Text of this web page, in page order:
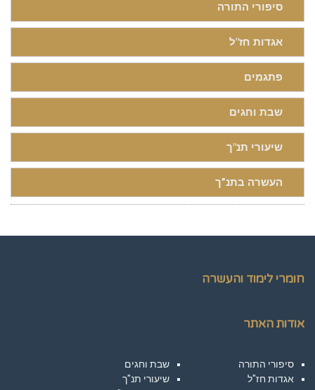
סיפורי התורה
אגדות חז"ל
פתגמים
שבת וחגים
שיעורי תנ"ך
העשרה בתנ”ך
חומרי לימוד והעשרה
אודות האתר
סיפורי התורה
אגדות חז"ל
שבת וחגים
שיעורי תנ"ך